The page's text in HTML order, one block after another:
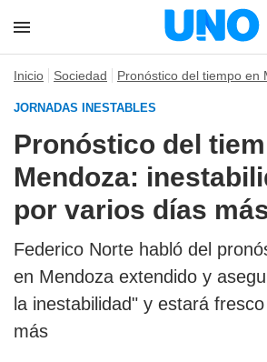
Inicio Sociedad Pronóstico del tiempo en
JORNADAS INESTABLES
Pronóstico del
Mendoza:
por varios días
Federico Norte habló del
en Mendoza extendido y
la inestabilidad" y estará
más